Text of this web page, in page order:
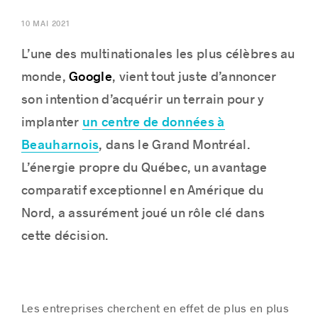
10 MAI 2021
L’une des multinationales les plus célèbres au
monde,Google, vient tout juste d’annoncer
son intention d’acquérir un terrain pour y
implanter un centre de données à
Beauharnois, dans le Grand Montréal.
L’énergie propre du Québec, un avantage
comparatif exceptionnel en Amérique du
Nord, a assurément joué un rôle clé dans
cette décision.
Les entreprises cherchent en effet de plus en plus